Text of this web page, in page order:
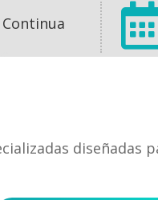
diseñadas